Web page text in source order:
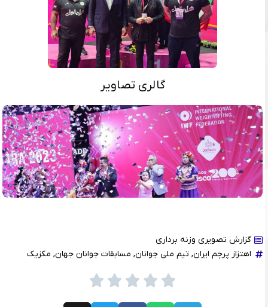
گالری تصاویر
گزارش تصویری وزنه برداری
اهتزاز پرچم ایران, تیم ملی جوانان, مسابقات جوانان جهان, مکزیک